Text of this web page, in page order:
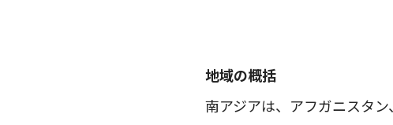
地域の概括
南アジアは、アフガニスタ